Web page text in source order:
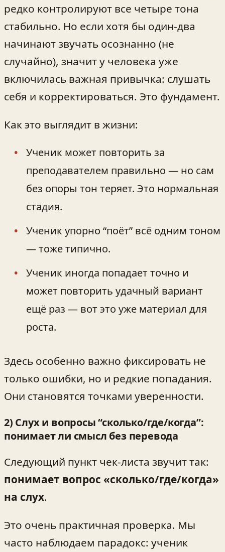
редко контролируют все четыре тона
стабильно. Но если хотя бы один-два
начинают звучать осознанно (не
случайно), значит у человека уже
включилась важная привычка: слушать
себя и корректироваться. Это фундамент.
Как это выглядит в жизни:
Ученик может повторить за
преподавателем правильно — но сам
без опоры тон теряет. Это нормальная
стадия.
Ученик упорно “поёт” всё одним тоном
— тоже типично.
Ученик иногда попадает точно и
может повторить удачный вариант
ещё раз — вот это уже материал для
роста.
Здесь особенно важно фиксировать не
только ошибки, но и редкие попадания.
Они становятся точками уверенности.
2) Слух и вопросы “сколько/где/когда”:
понимает ли смысл без перевода
Следующий пункт чек‑листа звучит так:
понимает вопрос «сколько/где/когда»
на слух.
Это очень практичная проверка. Мы
часто наблюдаем парадокс: ученик